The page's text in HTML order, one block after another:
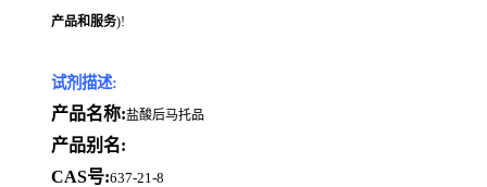
产品和服务)!
试剂描述:
产品名称:盐酸后马托品
产品别名:
CAS号:637-21-8